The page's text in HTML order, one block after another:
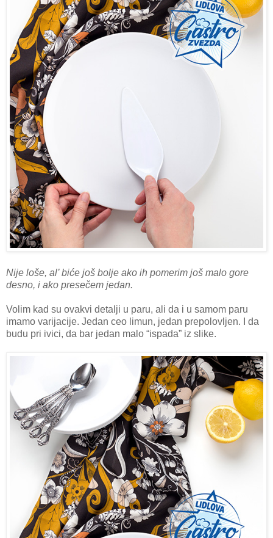
Nije loše, al’ biće još bolje ako ih pomerim još malo gore
desno, i ako presečem jedan.
Volim kad su ovakvi detalji u paru, ali da i u samom paru
imamo varijacije. Jedan ceo limun, jedan prepolovljen. I da
budu pri ivici, da bar jedan malo “ispada” iz slike.